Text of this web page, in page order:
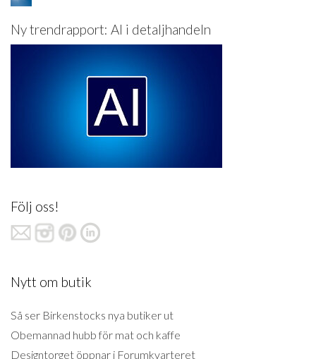
Ny trendrapport: AI i detaljhandeln
Följ oss!
Nytt om butik
Så ser Birkenstocks nya butiker ut
Obemannad hubb för mat och kaffe
Designtorget öppnar i Forumkvarteret